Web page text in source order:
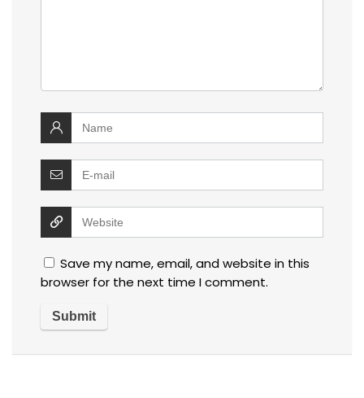
Save my name, email, and website in this
browser for the next time I comment.